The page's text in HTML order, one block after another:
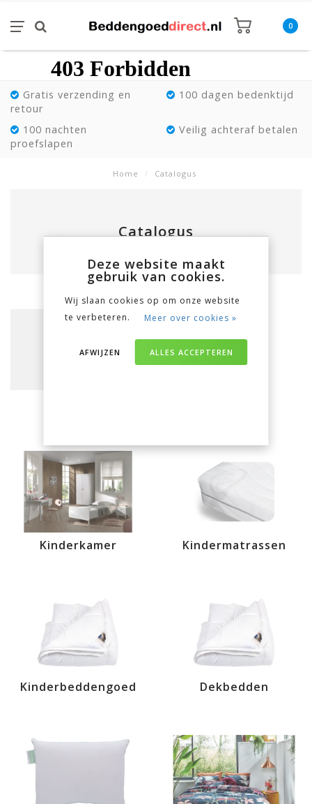
0
Gratis verzending en
retour
100 dagen bedenktijd
100 nachten
proefslapen
Veilig achteraf betalen
Home / Catalogus
Catalogus
Kinderkamer Kindermatrassen
Kinderbeddengoed Dekbedden
Deze website maakt
gebruik van cookies.
Wij slaan cookies op om onze website
te verbeteren.
Meer over cookies »
ALLES ACCEPTEREN
AFWIJZEN